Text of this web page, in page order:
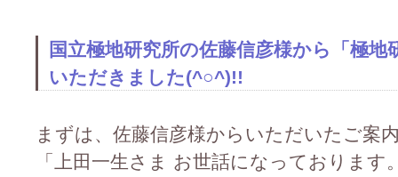
国立極地研究所の佐藤信彦様から「極
いただきました(^○^)!!
まずは、佐藤信彦様からいただいたご案
「上田一生さま お世話になっておりま